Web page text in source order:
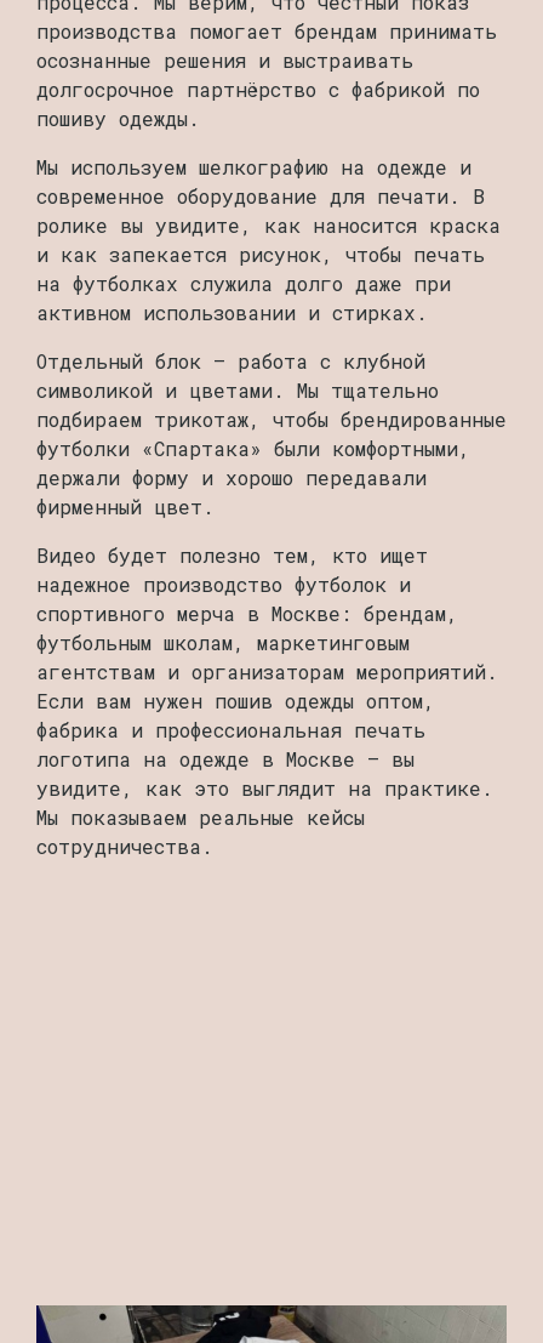
производства помогает брендам принимать
осознанные решения и выстраивать
долгосрочное партнёрство с фабрикой по
пошиву одежды.
Мы используем шелкографию на одежде и
современное оборудование для печати. В
ролике вы увидите, как наносится краска
и как запекается рисунок, чтобы печать
на футболках служила долго даже при
активном использовании и стирках.
Отдельный блок — работа с клубной
символикой и цветами. Мы тщательно
подбираем трикотаж, чтобы брендированные
футболки «Спартака» были комфортными,
держали форму и хорошо передавали
фирменный цвет.
Видео будет полезно тем, кто ищет
надежное производство футболок и
спортивного мерча в Москве: брендам,
футбольным школам, маркетинговым
агентствам и организаторам мероприятий.
Если вам нужен пошив одежды оптом,
фабрика и профессиональная печать
логотипа на одежде в Москве — вы
увидите, как это выглядит на практике.
Мы показываем реальные кейсы
сотрудничества.